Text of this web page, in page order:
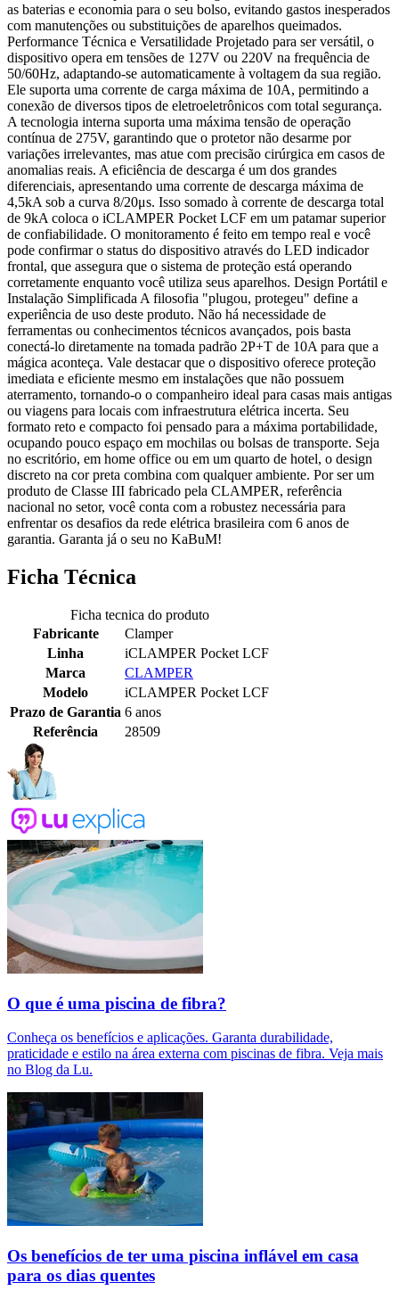
as baterias e economia para o seu bolso, evitando gastos inesperados
com manutenções ou substituições de aparelhos queimados.
Performance Técnica e Versatilidade Projetado para ser versátil, o
dispositivo opera em tensões de 127V ou 220V na frequência de
50/60Hz, adaptando-se automaticamente à voltagem da sua região.
Ele suporta uma corrente de carga máxima de 10A, permitindo a
conexão de diversos tipos de eletroeletrônicos com total segurança.
A tecnologia interna suporta uma máxima tensão de operação
contínua de 275V, garantindo que o protetor não desarme por
variações irrelevantes, mas atue com precisão cirúrgica em casos de
anomalias reais. A eficiência de descarga é um dos grandes
diferenciais, apresentando uma corrente de descarga máxima de
4,5kA sob a curva 8/20μs. Isso somado à corrente de descarga total
de 9kA coloca o iCLAMPER Pocket LCF em um patamar superior
de confiabilidade. O monitoramento é feito em tempo real e você
pode confirmar o status do dispositivo através do LED indicador
frontal, que assegura que o sistema de proteção está operando
corretamente enquanto você utiliza seus aparelhos. Design Portátil e
Instalação Simplificada A filosofia "plugou, protegeu" define a
experiência de uso deste produto. Não há necessidade de
ferramentas ou conhecimentos técnicos avançados, pois basta
conectá-lo diretamente na tomada padrão 2P+T de 10A para que a
mágica aconteça. Vale destacar que o dispositivo oferece proteção
imediata e eficiente mesmo em instalações que não possuem
aterramento, tornando-o o companheiro ideal para casas mais antigas
ou viagens para locais com infraestrutura elétrica incerta. Seu
formato reto e compacto foi pensado para a máxima portabilidade,
ocupando pouco espaço em mochilas ou bolsas de transporte. Seja
no escritório, em home office ou em um quarto de hotel, o design
discreto na cor preta combina com qualquer ambiente. Por ser um
produto de Classe III fabricado pela CLAMPER, referência
nacional no setor, você conta com a robustez necessária para
enfrentar os desafios da rede elétrica brasileira com 6 anos de
garantia. Garanta já o seu no KaBuM!
Ficha Técnica
Ficha tecnica do produto
Fabricante
Clamper
Linha
iCLAMPER Pocket LCF
Marca
CLAMPER
Modelo
iCLAMPER Pocket LCF
Prazo de Garantia 6 anos
Referência
28509
O que é uma piscina de fibra?
Conheça os benefícios e aplicações. Garanta durabilidade,
praticidade e estilo na área externa com piscinas de fibra. Veja mais
no Blog da Lu.
Os benefícios de ter uma piscina inflável em casa
para os dias quentes